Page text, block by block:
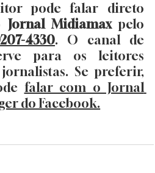
pode falar direto
Jornal Midiamax pelo
4330. O canal de
para os leitores
Se preferir,
falar com o Jornal
do Facebook.